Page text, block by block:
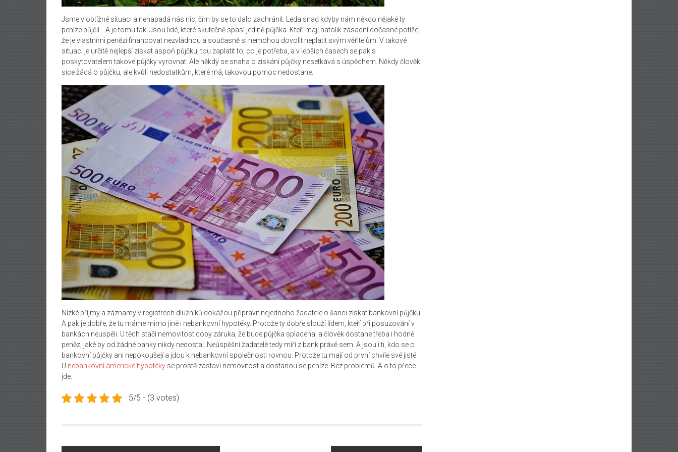
Jsme v obtížné situaci a nenapadá nás nic, čím by se to dalo zachránit. Leda snad kdyby nám někdo nějaké ty
peníze půjčil… A je tomu tak. Jsou lidé, které skutečně spasí jedině půjčka. Kteří mají natolik zásadní dočasné potíže,
že je vlastními penězi financovat nezvládnou a současně si nemohou dovolit neplatit svým věřitelům. V takové
situaci je určitě nejlepší získat aspoň půjčku, tou zaplatit to, co je potřeba, a v lepších časech se pak s
poskytovatelem takové půjčky vyrovnat. Ale někdy se snaha o získání půjčky nesetkává s úspěchem. Někdy člověk
sice žádá o půjčku, ale kvůli nedostatkům, které má, takovou pomoc nedostane.
Nízké příjmy a záznamy v registrech dlužníků dokážou připravit nejednoho žadatele o šanci získat bankovní půjčku.
A pak je dobře, že tu máme mimo jiné i nebankovní hypotéky. Protože ty dobře slouží lidem, kteří při posuzování v
bankách neuspěli. U těch stačí nemovitost coby záruka, že bude půjčka splacena, a člověk dostane třeba i hodně
peněz, jaké by od žádné banky nikdy nedostal.
Neúspěšní žadatelé tedy míří z bank právě sem. A jsou i ti, kdo se o
bankovní půjčky ani nepokoušejí a jdou k nebankovní společnosti rovnou. Protože tu mají od první chvíle své jisté.
U nebankovní americké hypotéky se prostě zastaví nemovitost a dostanou se peníze. Bez problémů. A o to přece
jde.
5/5 - (3 votes)